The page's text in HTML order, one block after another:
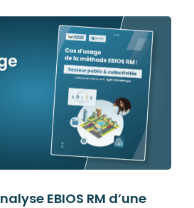
EBIOS RM d’une